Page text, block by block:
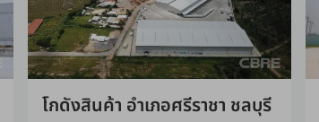
โกดังสินค้า อำเภอศรีราชา ชลบุรี